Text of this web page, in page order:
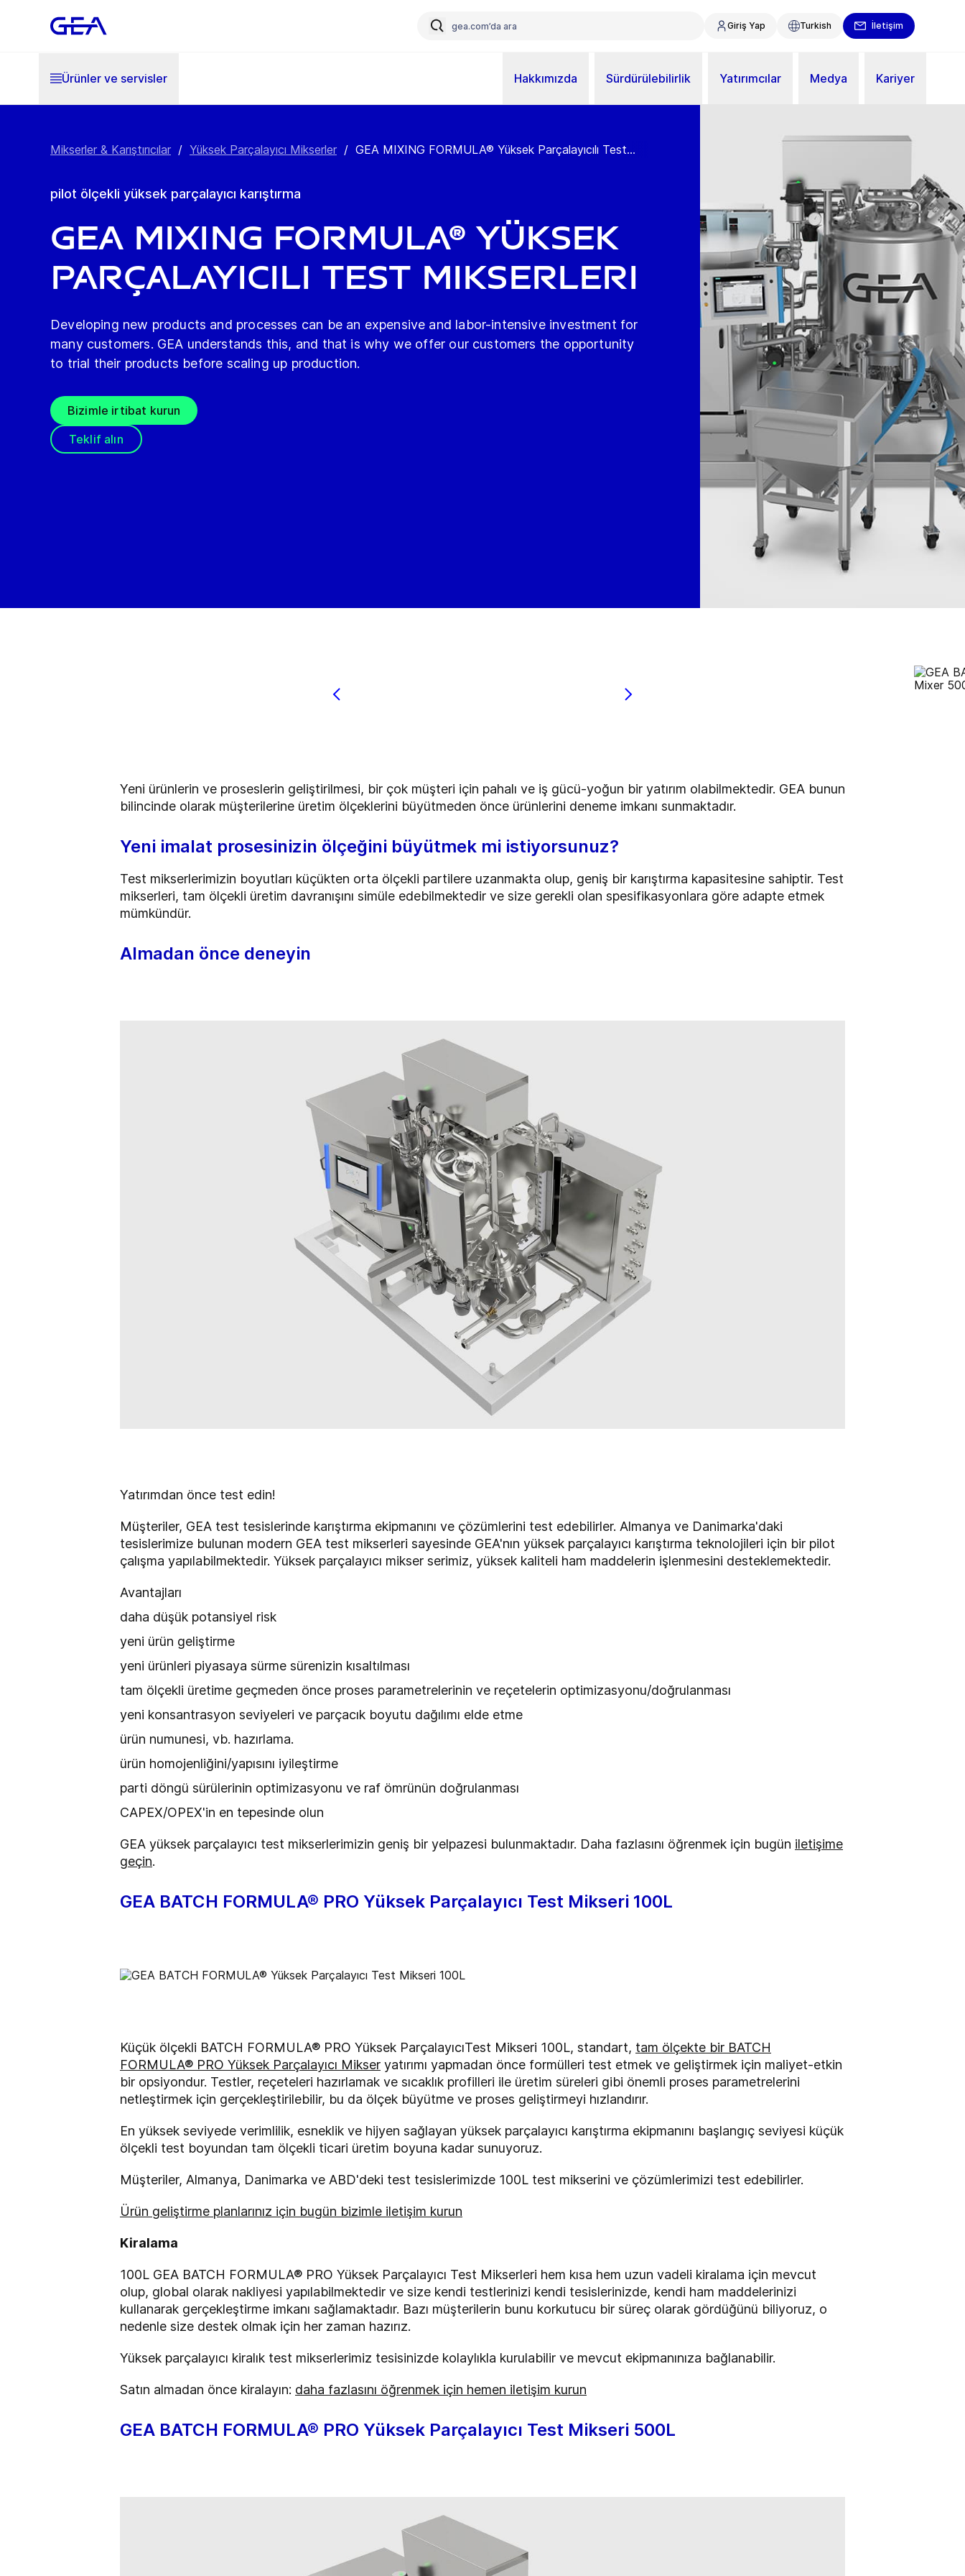
Giriş Yap Turkish İletişim
Ürünler ve servisler Hakkımızda Sürdürülebilirlik Yatırımcılar Medya Kariyer
Mikserler & Karıştırıcılar / Yüksek Parçalayıcı Mikserler / GEA MIXING FORMULA® Yüksek Parçalayıcılı Test...
pilot ölçekli yüksek parçalayıcı karıştırma
GEA MIXING FORMULA® Yüksek
Parçalayıcılı Test Mikserleri
Developing new products and processes can be an expensive and labor-intensive investment for
many customers. GEA understands this, and that is why we offer our customers the opportunity
to trial their products before scaling up production.
Bizimle irtibat kurun
Teklif alın
Yeni ürünlerin ve proseslerin geliştirilmesi, bir çok müşteri için pahalı ve iş gücü-yoğun bir yatırım olabilmektedir. GEA bunun
bilincinde olarak müşterilerine üretim ölçeklerini büyütmeden önce ürünlerini deneme imkanı sunmaktadır.
Yeni imalat prosesinizin ölçeğini büyütmek mi istiyorsunuz?
Test mikserlerimizin boyutları küçükten orta ölçekli partilere uzanmakta olup, geniş bir karıştırma kapasitesine sahiptir. Test
mikserleri, tam ölçekli üretim davranışını simüle edebilmektedir ve size gerekli olan spesifikasyonlara göre adapte etmek
mümkündür.
Almadan önce deneyin
Yatırımdan önce test edin!
Müşteriler, GEA test tesislerinde karıştırma ekipmanını ve çözümlerini test edebilirler. Almanya ve Danimarka'daki
tesislerimize bulunan modern GEA test mikserleri sayesinde GEA'nın yüksek parçalayıcı karıştırma teknolojileri için bir pilot
çalışma yapılabilmektedir. Yüksek parçalayıcı mikser serimiz, yüksek kaliteli ham maddelerin işlenmesini desteklemektedir.
Avantajları
daha düşük potansiyel risk
yeni ürün geliştirme
yeni ürünleri piyasaya sürme sürenizin kısaltılması
tam ölçekli üretime geçmeden önce proses parametrelerinin ve reçetelerin optimizasyonu/doğrulanması
yeni konsantrasyon seviyeleri ve parçacık boyutu dağılımı elde etme
ürün numunesi, vb. hazırlama.
ürün homojenliğini/yapısını iyileştirme
parti döngü sürülerinin optimizasyonu ve raf ömrünün doğrulanması
CAPEX/OPEX'in en tepesinde olun
GEA yüksek parçalayıcı test mikserlerimizin geniş bir yelpazesi bulunmaktadır. Daha fazlasını öğrenmek için bugün iletişime
geçin.
GEA BATCH FORMULA® PRO Yüksek Parçalayıcı Test Mikseri 100L
Küçük ölçekli BATCH FORMULA® PRO Yüksek ParçalayıcıTest Mikseri 100L, standart, tam ölçekte bir BATCH
FORMULA® PRO Yüksek Parçalayıcı Mikser yatırımı yapmadan önce formülleri test etmek ve geliştirmek için maliyet-etkin
bir opsiyondur. Testler, reçeteleri hazırlamak ve sıcaklık profilleri ile üretim süreleri gibi önemli proses parametrelerini
netleştirmek için gerçekleştirilebilir, bu da ölçek büyütme ve proses geliştirmeyi hızlandırır.
En yüksek seviyede verimlilik, esneklik ve hijyen sağlayan yüksek parçalayıcı karıştırma ekipmanını başlangıç seviyesi küçük
ölçekli test boyundan tam ölçekli ticari üretim boyuna kadar sunuyoruz.
Müşteriler, Almanya, Danimarka ve ABD'deki test tesislerimizde 100L test mikserini ve çözümlerimizi test edebilirler.
Ürün geliştirme planlarınız için bugün bizimle iletişim kurun
Kiralama
100L GEA BATCH FORMULA® PRO Yüksek Parçalayıcı Test Mikserleri hem kısa hem uzun vadeli kiralama için mevcut
olup, global olarak nakliyesi yapılabilmektedir ve size kendi testlerinizi kendi tesislerinizde, kendi ham maddelerinizi
kullanarak gerçekleştirme imkanı sağlamaktadır. Bazı müşterilerin bunu korkutucu bir süreç olarak gördüğünü biliyoruz, o
nedenle size destek olmak için her zaman hazırız.
Yüksek parçalayıcı kiralık test mikserlerimiz tesisinizde kolaylıkla kurulabilir ve mevcut ekipmanınıza bağlanabilir.
Satın almadan önce kiralayın: daha fazlasını öğrenmek için hemen iletişim kurun
GEA BATCH FORMULA® PRO Yüksek Parçalayıcı Test Mikseri 500L